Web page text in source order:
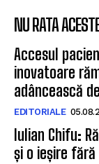
NU RATA
Accesul
inovatoare
adâncească
EDITORIALE
Iulian Chifu:
și o ieșire